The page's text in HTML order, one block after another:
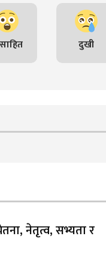
दुखी
नेतृत्व, सभ्यता र